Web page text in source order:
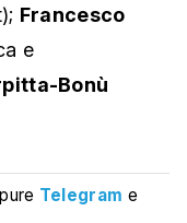
Francesco
e
Bonù
Telegram e